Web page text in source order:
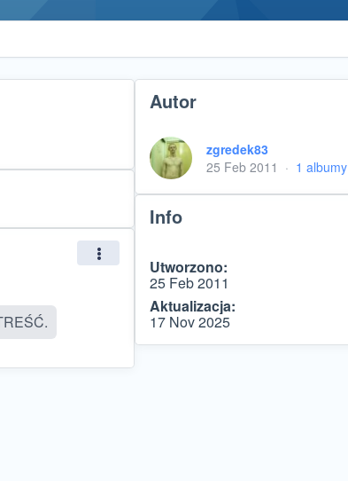
Autor
zgredek83
25 Feb 2011 · 1 albumy
Info
Utworzono:
25 Feb 2011
Aktualizacja:
17 Nov 2025